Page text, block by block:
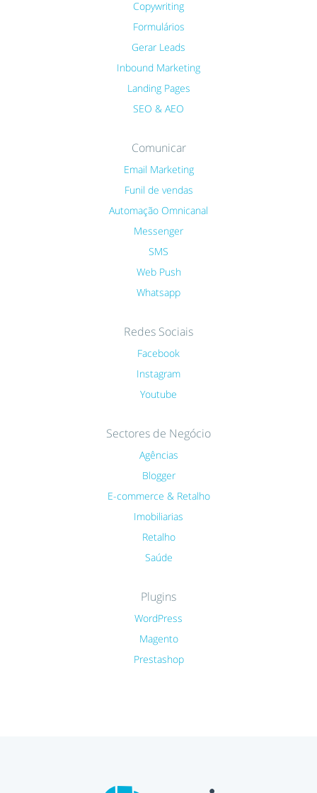
Copywriting
Formulários
Gerar Leads
Inbound Marketing
Landing Pages
SEO & AEO
Comunicar
Email Marketing
Funil de vendas
Automação Omnicanal
Messenger
SMS
Web Push
Whatsapp
Redes Sociais
Facebook
Instagram
Youtube
Sectores de Negócio
Agências
Blogger
E-commerce & Retalho
Imobiliarias
Retalho
Saúde
Plugins
WordPress
Magento
Prestashop